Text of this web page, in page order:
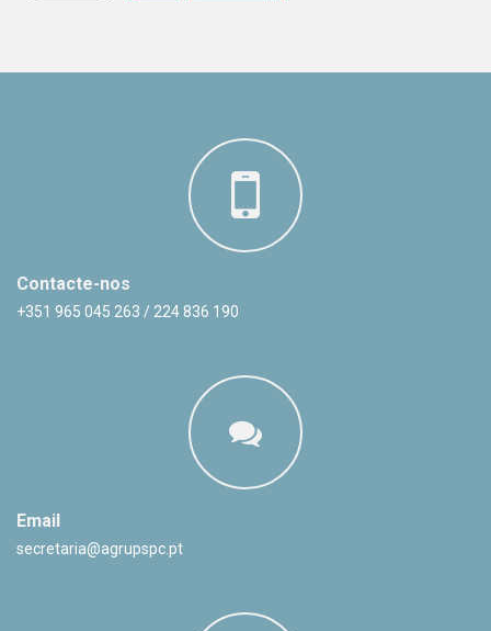
Contacte-nos
+351 965 045 263 / 224 836 190
Email
secretaria@agrupspc.pt